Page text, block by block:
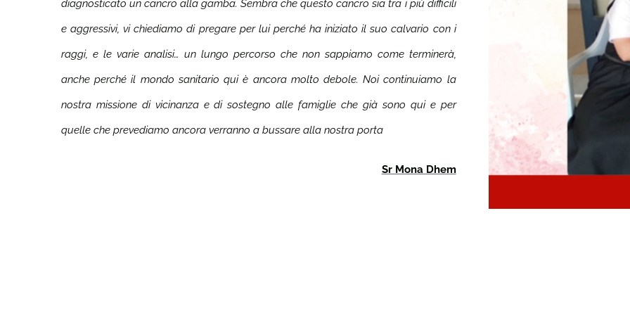
diagnosticato un cancro alla gamba. Sembra che questo cancro sia tra i più difficili
e aggressivi, vi chiediamo di pregare per lui perché ha iniziato il suo calvario con i
raggi, e le varie analisi… un lungo percorso che non sappiamo come terminerà,
anche perché il mondo sanitario qui è ancora molto debole. Noi continuiamo la
nostra missione di vicinanza e di sostegno alle famiglie che già sono qui e per
quelle che prevediamo ancora verranno a bussare alla nostra porta
Sr Mona Dhem